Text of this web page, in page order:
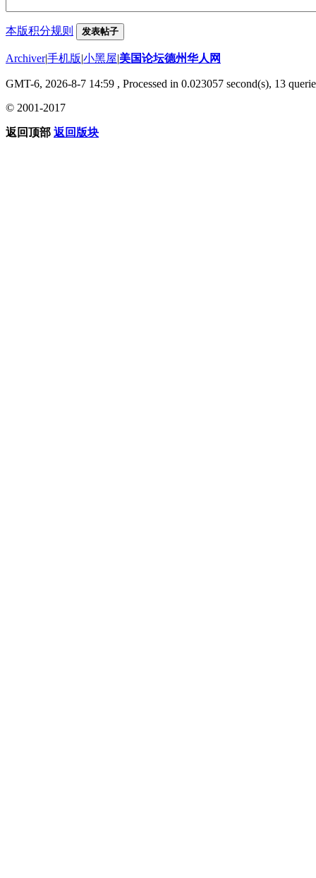
本版积分规则 发表帖子
Archiver|手机版|小黑屋|美国论坛德州华人网
GMT-6, 2026-8-7 14:59 , Processed in 0.023057 second(s), 13
© 2001-2017
返回顶部 返回版块